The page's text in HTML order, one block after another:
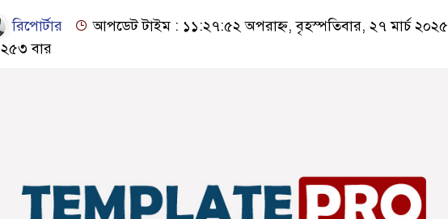
রিপোর্টার
আপডেট টাইম : ১১:২৭:৫২ অপরাহ্ন, বৃহস্পতিবার, ২৭ মার্চ ২০২৫
২৫৩ বার